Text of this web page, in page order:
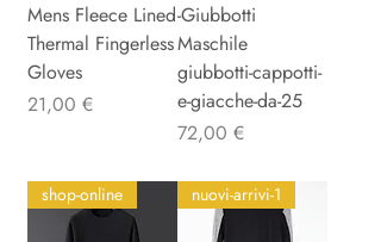
Mens Fleece Lined
Thermal Fingerless
Gloves
Precio
21,00 €
-Giubbotti
Maschile
giubbotti-cappotti-
e-giacche-da-25
Precio
72,00 €
shop-online nuovi-arrivi-1